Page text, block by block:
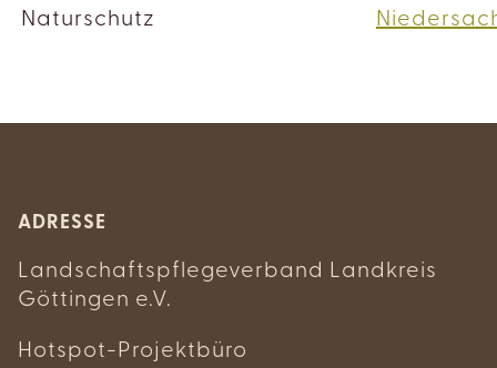
ADRESSE
Landschaftspflegeverband Landkreis
Göttingen e.V.
Hotspot-Projektbüro